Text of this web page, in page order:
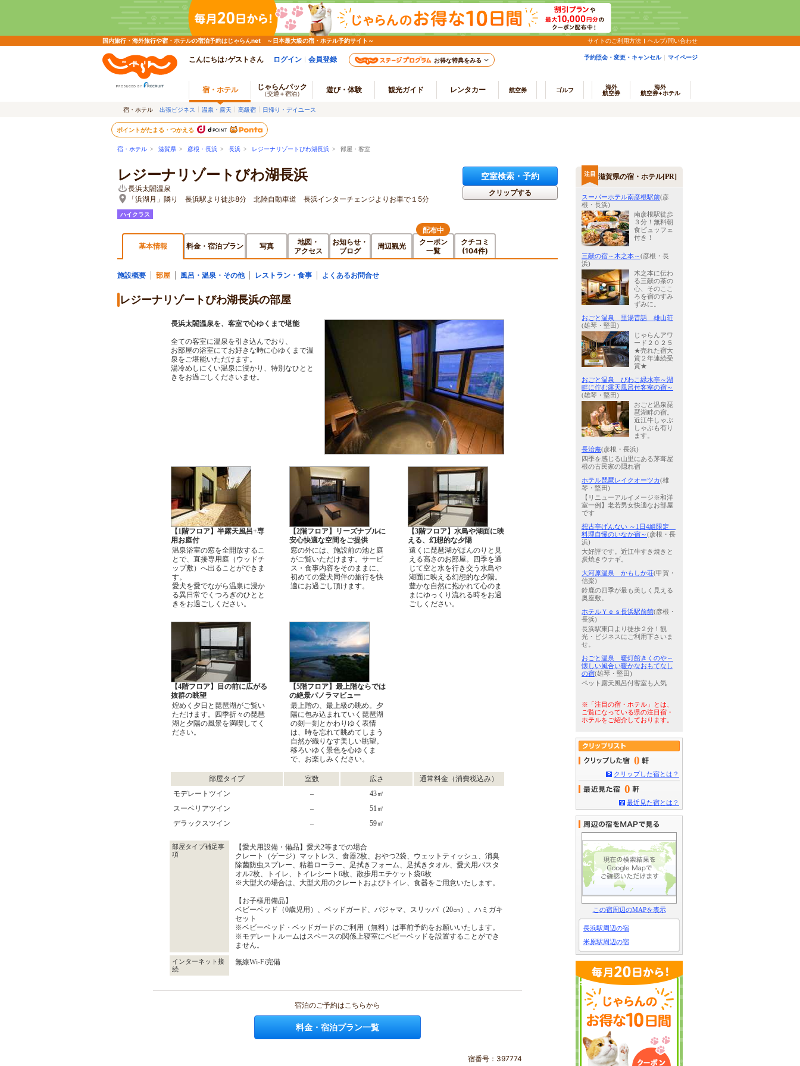
国内旅行・海外旅行や宿・ホテルの宿泊予約はじゃらんnet ～日本最大級の宿・ホテル予約サイト～ サイトのご利用方法 ヘルプ/問い合わせ
こんにちは♪ゲストさん ログイン 会員登録 お得な特典をみる 予約照会・変更・キャンセル マイページ
宿・ホテル じゃらんパック
（交通＋宿泊） 遊び・体験 観光ガイド レンタカー 航空券 ゴルフ
海外
航空券
海外
航空券+ホテル
宿・ホテル 出張ビジネス 温泉・露天 高級宿 日帰り・デイユース
ポイントがたまる・つかえる
宿・ホテル > 滋賀県 > 彦根・長浜 > 長浜 > レジーナリゾートびわ湖長浜 > 部屋・客室
レジーナリゾートびわ湖長浜
長浜太閤温泉
「浜湖月」隣り 長浜駅より徒歩8分 北陸自動車道 長浜インターチェンジよりお車で１5分
ハイクラス
空室検索・予約
クリップする
基本情報 料金・宿泊プラン 写真
地図・
アクセス
お知らせ・
ブログ
周辺観光
クーポン
一覧
配布中
クチコミ
(104件)
施設概要 部屋 風呂・温泉・その他 レストラン・食事 よくあるお問合せ
レジーナリゾートびわ湖長浜の部屋
長浜太閤温泉を、客室で心ゆくまで堪能
全ての客室に温泉を引き込んでおり、
お部屋の浴室にてお好きな時に心ゆくまで温
泉をご堪能いただけます。
湯冷めしにくい温泉に浸かり、特別なひとと
きをお過ごしくださいませ。
【1階フロア】半露天風呂+専
用お庭付
【2階フロア】リーズナブルに
安心快適な空間をご提供
【3階フロア】水鳥や湖面に映
える、幻想的な夕陽
温泉浴室の窓を全開放するこ
とで、直接専用庭（ウッドチ
ップ敷）へ出ることができま
す。
愛犬を愛でながら温泉に浸か
る異日常でくつろぎのひとと
きをお過ごしください。
窓の外には、施設前の池と庭
がご覧いただけます。サービ
ス・食事内容をそのままに、
初めての愛犬同伴の旅行を快
適にお過ごし頂けます。
遠くに琵琶湖がほんのりと見
える高さのお部屋。四季を通
じて空と水を行き交う水鳥や
湖面に映える幻想的な夕陽。
豊かな自然に抱かれて心のま
まにゆっくり流れる時をお過
ごしください。
【4階フロア】目の前に広がる
抜群の眺望
【5階フロア】最上階ならでは
の絶景パノラマビュー
煌めく夕日と琵琶湖がご覧い
ただけます。四季折々の琵琶
湖と夕陽の風景を満喫してく
ださい。
最上階の、最上級の眺め。夕
陽に包み込まれていく琵琶湖
の刻一刻とかわりゆく表情
は、時を忘れて眺めてしまう
自然が織りなす美しい眺望。
移ろいゆく景色を心ゆくま
で、お楽しみください。
部屋タイプ 室数 広さ
通常料金（消費税込み）
モデレートツイン
–
43㎡
スーペリアツイン
–
51㎡
デラックスツイン
– 59㎡
部屋タイプ補足事
項
【愛犬用設備・備品】愛犬2等までの場合
クレート（ゲージ）マットレス、食器2枚、おやつ2袋、ウェットティッシュ、消臭
除菌防虫スプレー、粘着ローラー、足拭きフォーム、足拭きタオル、愛犬用バスタ
オル2枚、トイレ、トイレシート6枚、散歩用エチケット袋6枚
※大型犬の場合は、大型犬用のクレートおよびトイレ、食器をご用意いたします。
【お子様用備品】
ベビーベッド（0歳児用）、ベッドガード、パジャマ、スリッパ（20㎝）、ハミガキ
セット
※ベビーベッド・ベッドガードのご利用（無料）は事前予約をお願いいたします。
※モデレートルームはスペースの関係上寝室にベビーベッドを設置することができ
ません。
インターネット接
続
無線Wi-Fi完備
宿泊のご予約はこちらから
料金・宿泊プラン一覧
宿番号：397774
滋賀県の宿・ホテル[PR]
スーパーホテル南彦根駅前(彦
根・長浜)
南彦根駅徒歩
３分！無料朝
食ビュッフェ
付き！
三献の宿～木之本～(彦根・長
浜)
木之本に伝わ
る三献の茶の
心、そのここ
ろを宿のすみ
ずみに。
おごと温泉 里湯昔話 雄山荘
(雄琴・堅田)
じゃらんアワ
ード２０２５
★売れた宿大
賞２年連続受
賞★
おごと温泉 びわこ緑水亭～湖
畔に佇む露天風呂付客室の宿～
(雄琴・堅田)
おごと温泉琵
琶湖畔の宿。
近江牛しゃぶ
しゃぶも有り
ます。
長治庵(彦根・長浜)
四季を感じる山里にある茅葺屋
根の古民家の隠れ宿
ホテル琵琶レイクオーツカ(雄
琴・堅田)
【リニューアルイメージ※和洋
室一例】老若男女快適なお部屋
です
想古亭げんない ～1日4組限定
料理自慢のいなか宿～(彦根・長
浜)
大好評です。近江牛すき焼きと
炭焼きウナギ。
大河原温泉 かもしか荘(甲賀・
信楽)
鈴鹿の四季が最も美しく見える
奥座敷。
ホテルＹｅｓ長浜駅前館(彦根・
長浜)
長浜駅東口より徒歩２分！観
光・ビジネスにご利用下さいま
せ。
おごと温泉 暖灯館きくのや～
懐しい風合い暖かなおもてなし
の宿(雄琴・堅田)
ペット露天風呂付客室も人気
※「注目の宿・ホテル」とは、
ご覧になっている県の注目宿・
ホテルをご紹介しております。
0
クリップした宿とは？
0
最近見た宿とは？
この宿周辺のMAPを表示
長浜駅周辺の宿
米原駅周辺の宿